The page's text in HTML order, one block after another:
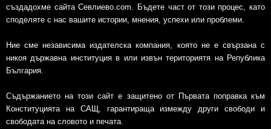
създадохме сайта Севлиево.com. Бъдете част от този процес, като
споделяте с нас вашите истории, мнения, успехи или проблеми.
Ние сме независима издателска компания, която не е свързана с
никоя държавна институция в или извън териториятя на Република
България.
Съдържанието на този сайт е защитено от Първата поправка към
Конституцията на САЩ, гарантираща измежду други свободи и
свободата на словото и печата.